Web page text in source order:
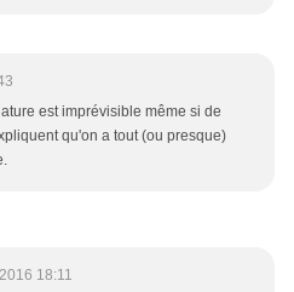
est imprévisible même si de
qu'on a tout (ou presque)
18:11